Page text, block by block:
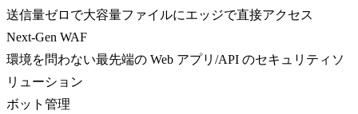
送信量ゼロで大容量ファイルにエッジで直接アクセス
Next-Gen WAF
環境を問わない最先端の Web アプリ/API のセキュリティソ
リューション
ボット管理